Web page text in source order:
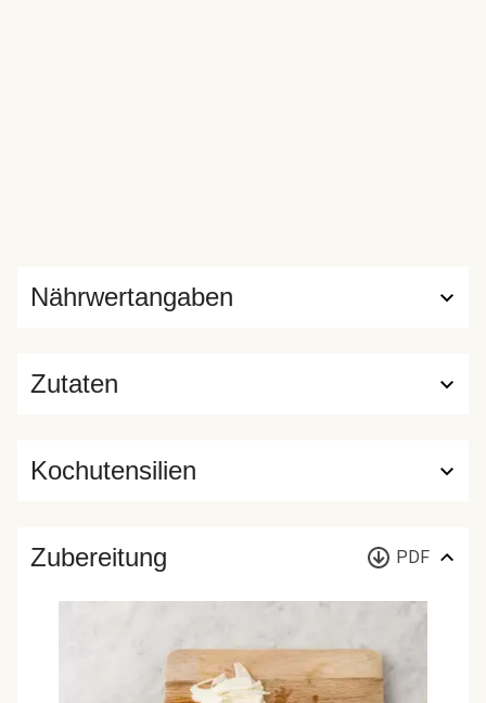
Zutaten
Nährwertangaben
Kochutensilien
Zubereitung PDF